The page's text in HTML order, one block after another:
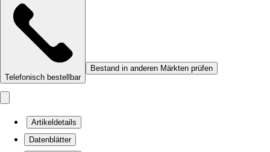
Telefonisch bestellbar
Bestand in anderen Märkten prüfen
Artikeldetails
Datenblätter